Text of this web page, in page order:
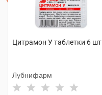
Цитрамон У таблетки 6 шт
Лубнифарм